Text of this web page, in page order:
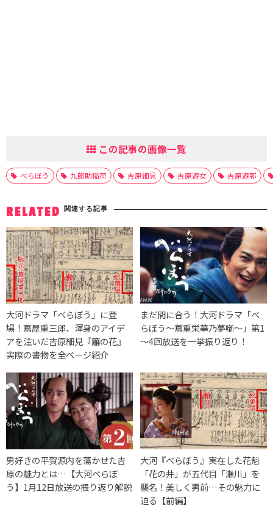
この記事の画像一覧
べらぼう 九郎助稲荷 吉原細見 吉原遊女 吉原遊郭
RELATED 関連する記事
大河ドラマ「べらぼう」に登
場！蔦屋重三郎、渾身のアイデ
アを注いだ吉原細見『籬の花』
実際の書物を全ページ紹介
まだ間に合う！大河ドラマ「べ
らぼう～蔦重栄華乃夢噺～」第1
～4回放送を一挙振り返り！
男好きの平賀源内を蕩かせた吉
原の魅力とは…【大河べらぼ
う】1月12日放送の振り返り解説
大河『べらぼう』実在した花魁
「花の井」が五代目「瀬川」を
襲名！美しく男前…その魅力に
迫る【前編】